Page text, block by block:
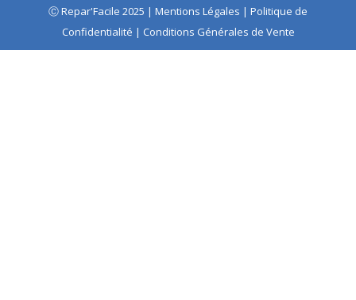
Ⓒ Repar'Facile 2025 | Mentions Légales | Politique de
Confidentialité | Conditions Générales de Vente